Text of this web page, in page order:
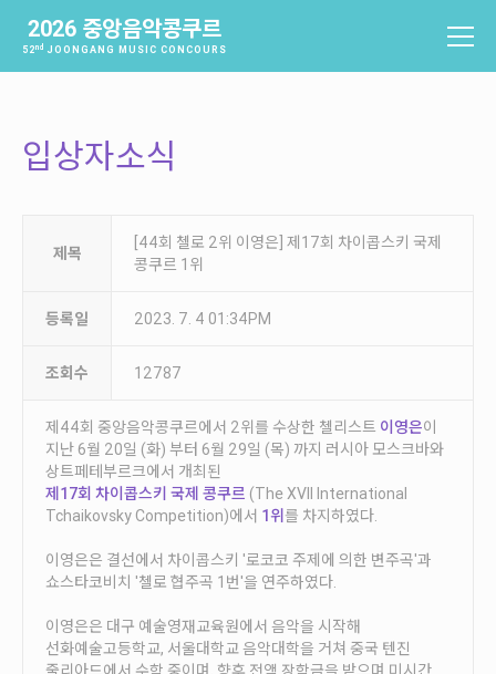
2026 중앙음악콩쿠르
52nd JOONGANG MUSIC CONCOURS
소개
역사
역대수상자
참가신청
본선진출자 및 결과
안내
공지사항
자주묻는질문
사무국위치
입상자소식
제목
[44회 첼로 2위 이영은] 제17회 차이콥스키 국제
콩쿠르 1위
등록일 2023. 7. 4 01:34PM
조회수 12787
제44회 중앙음악콩쿠르에서 2위를 수상한 첼리스트 이영은이
지난 6월 20일 (화) 부터 6월 29일 (목) 까지 러시아 모스크바와
상트페테부르크에서 개최된
제17회 차이콥스키 국제 콩쿠르 (The XVII International
Tchaikovsky Competition)에서 1위를 차지하였다.
이영은은 결선에서 차이콥스키 '로코코 주제에 의한 변주곡'과
쇼스타코비치 '첼로 협주곡 1번'을 연주하였다.
이영은은 대구 예술영재교육원에서 음악을 시작해
선화예술고등학교, 서울대학교 음악대학을 거쳐 중국 텐진